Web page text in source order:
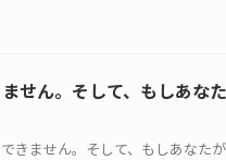
せん。そして、もしあな
きません。そして、もしあなた